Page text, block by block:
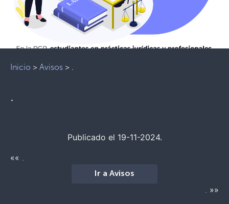
Inicio > Avisos > .
.
Publicado el 19-11-2024.
«« .
Ir a Avisos
. »»